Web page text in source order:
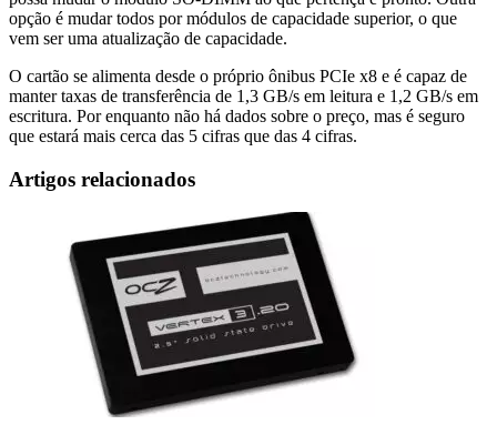
opção é mudar todos por módulos de capacidade superior, o que
vem ser uma atualização de capacidade.
O cartão se alimenta desde o próprio ônibus PCIe x8 e é capaz de
manter taxas de transferência de 1,3 GB/s em leitura e 1,2 GB/s em
escritura. Por enquanto não há dados sobre o preço, mas é seguro
que estará mais cerca das 5 cifras que das 4 cifras.
Artigos relacionados